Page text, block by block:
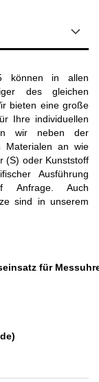
können in allen
des gleichen
bieten eine große
Ihre individuellen
wir neben der
Materialen an wie
(S) oder Kunststoff
Ausführung
Auch
sind in unserem
für